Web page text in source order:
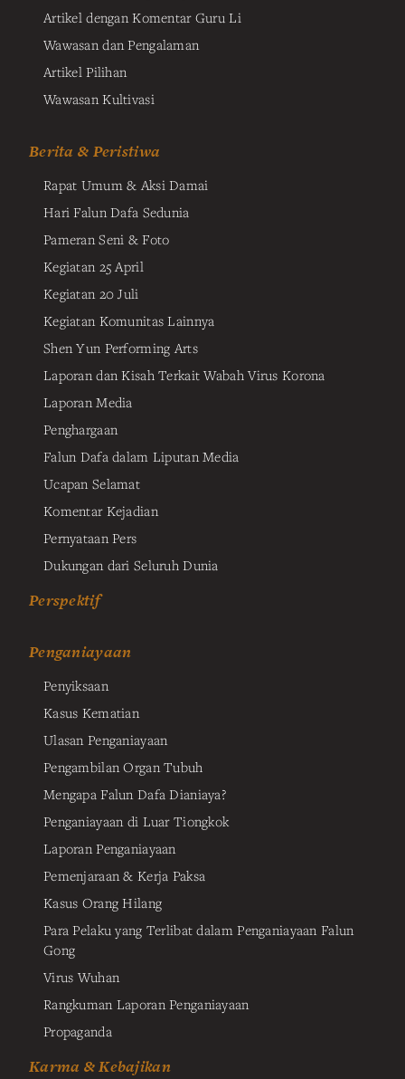
Artikel dengan Komentar Guru Li
Wawasan dan Pengalaman
Artikel Pilihan
Wawasan Kultivasi
Berita & Peristiwa
Rapat Umum & Aksi Damai
Hari Falun Dafa Sedunia
Pameran Seni & Foto
Kegiatan 25 April
Kegiatan 20 Juli
Kegiatan Komunitas Lainnya
Shen Yun Performing Arts
Laporan dan Kisah Terkait Wabah Virus Korona
Laporan Media
Penghargaan
Falun Dafa dalam Liputan Media
Ucapan Selamat
Komentar Kejadian
Pernyataan Pers
Dukungan dari Seluruh Dunia
Perspektif
Penganiayaan
Penyiksaan
Kasus Kematian
Ulasan Penganiayaan
Pengambilan Organ Tubuh
Mengapa Falun Dafa Dianiaya?
Penganiayaan di Luar Tiongkok
Laporan Penganiayaan
Pemenjaraan & Kerja Paksa
Kasus Orang Hilang
Para Pelaku yang Terlibat dalam Penganiayaan Falun
Gong
Virus Wuhan
Rangkuman Laporan Penganiayaan
Propaganda
Karma & Kebajikan